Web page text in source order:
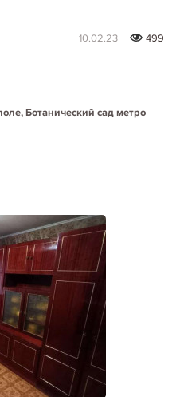
10.02.23
499
Ботанический сад метро